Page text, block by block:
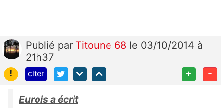
Publié par Titoune 68 le 03/10/2014 à
21h37
!
citer + -
Eurois a écrit